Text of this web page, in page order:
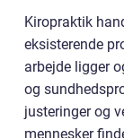
Kiropraktik
eksisterende
arbejde ligger
og
justeringer og
mennesker